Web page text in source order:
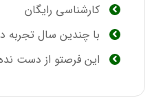
کارشناسی رایگان
با چندین سال تجربه
این فرصتو از دست